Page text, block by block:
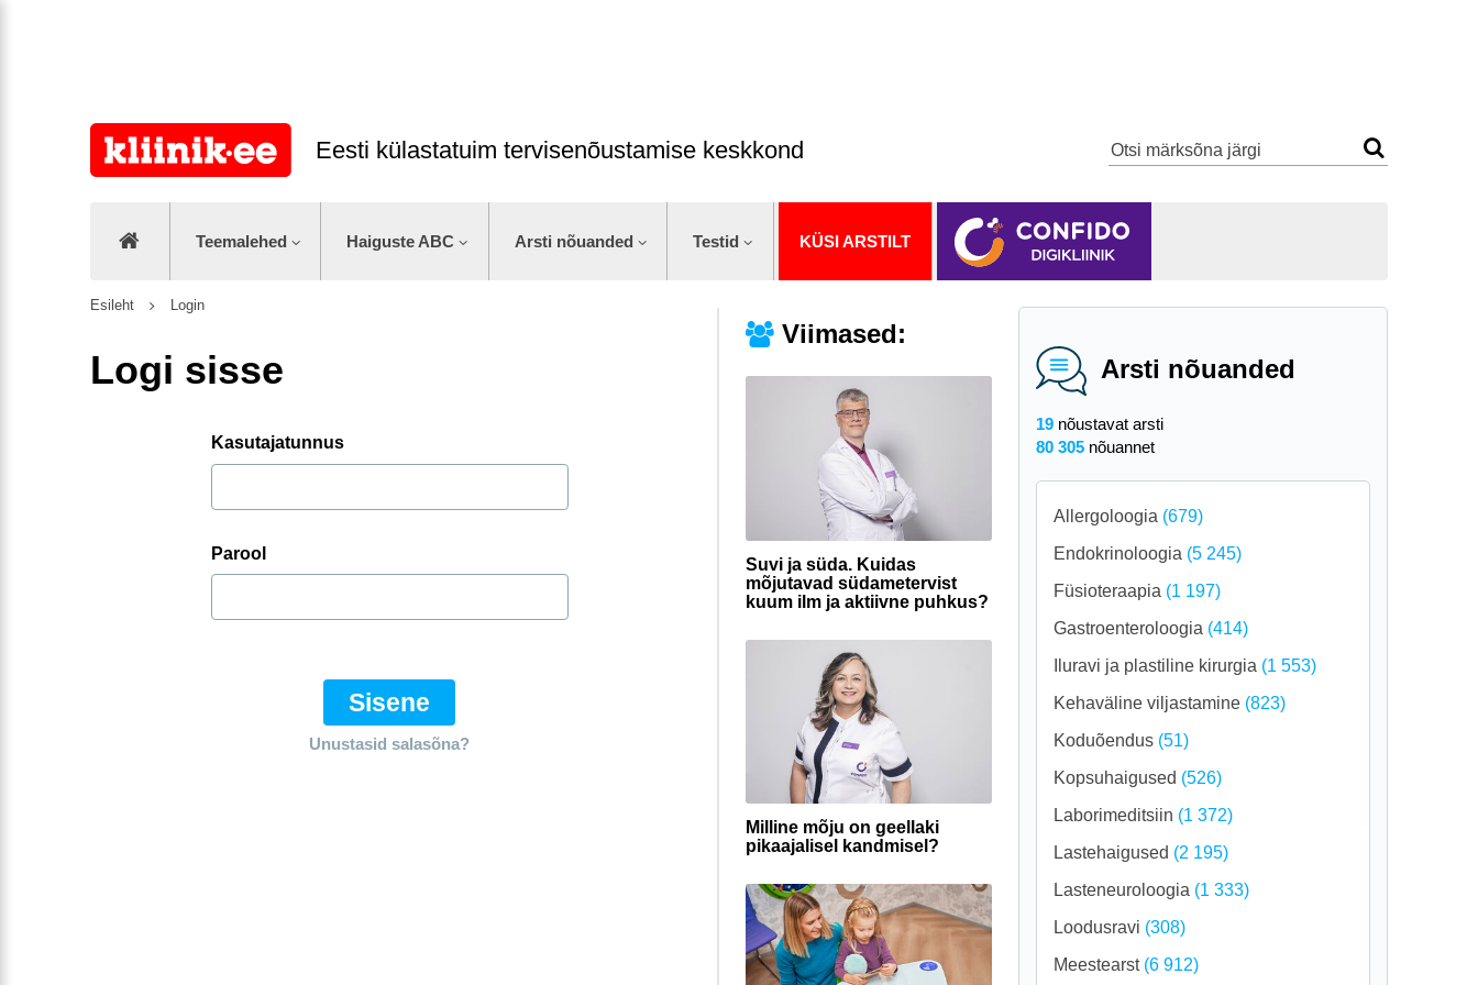
Eesti külastatuim tervisenõustamise keskkond
Teemalehed Haiguste ABC Arsti nõuanded Testid KÜSI ARSTILT
Arsti nõuanded
19 nõustavat arsti
80 305 nõuannet
Allergoloogia (679)
Endokrinoloogia (5 245)
Füsioteraapia (1 197)
Gastroenteroloogia (414)
Iluravi ja plastiline kirurgia (1 553)
Kehaväline viljastamine (823)
Koduõendus (51)
Kopsuhaigused (526)
Laborimeditsiin (1 372)
Lastehaigused (2 195)
Lasteneuroloogia (1 333)
Loodusravi (308)
Meestearst (6 912)
Viimased:
Suvi ja süda. Kuidas
mõjutavad südametervist
kuum ilm ja aktiivne puhkus?
Milline mõju on geellaki
pikaajalisel kandmisel?
Esileht Login
Logi sisse
Kasutajatunnus
Parool
Sisene
Unustasid salasõna?